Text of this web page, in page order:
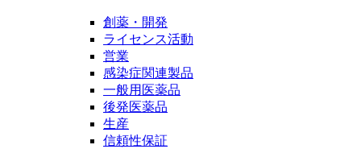
創薬・開発
ライセンス活動
営業
感染症関連製品
一般用医薬品
後発医薬品
生産
信頼性保証